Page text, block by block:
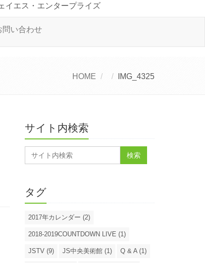
イエス・エンタープライズ
問い合わせ
HOME IMG_4325
サイト内検索
タグ
2017年カレンダー (2)
2018-2019COUNTDOWN LIVE (1)
JSTV (9) JS中央美術館 (1) Q & A (1)